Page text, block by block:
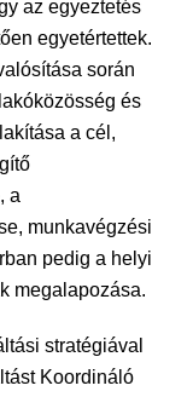
az egyeztetés
egyetértettek.
során
és
a cél,
a
munkavégzési
pedig a helyi
megalapozása.
stratégiával
Koordináló